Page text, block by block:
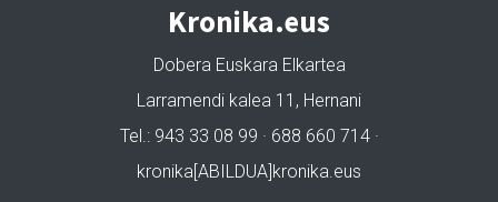
Kronika.eus
Dobera Euskara Elkartea
Larramendi kalea 11, Hernani
Tel.: 943 33 08 99 · 688 660 714 ·
kronika[ABILDUA]kronika.eus